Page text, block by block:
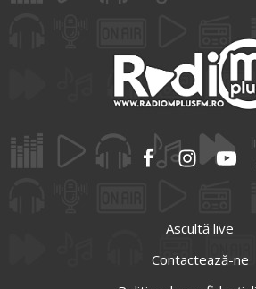
Ascultă live
Contactează-ne